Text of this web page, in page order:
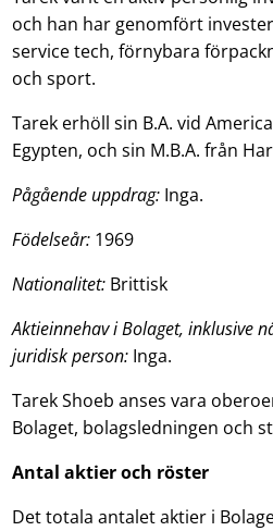
och han har genomfört
service tech, förnybara
och sport.
Tarek erhöll sin B.A. vid
Egypten, och sin M.B.A. från
Pågående uppdrag: Inga.
Födelseår: 1969
Nationalitet: Brittisk
Aktieinnehav i Bolaget, inklusive
juridisk person: Inga.
Tarek Shoeb anses vara
Bolaget, bolagsledningen och
Antal aktier och röster
Det totala antalet aktier i